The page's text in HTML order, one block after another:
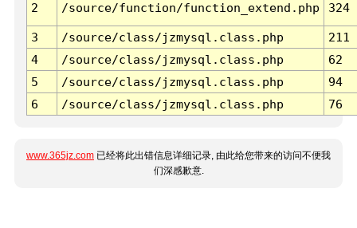
2 /source/function/function_extend.php 324
3 /source/class/jzmysql.class.php
211
4
/source/class/jzmysql.class.php
62
5
/source/class/jzmysql.class.php
94
6
/source/class/jzmysql.class.php 76
www.365jz.com 已经将此出错信息详细记录, 由此给您带来的访问不便我
们深感歉意.